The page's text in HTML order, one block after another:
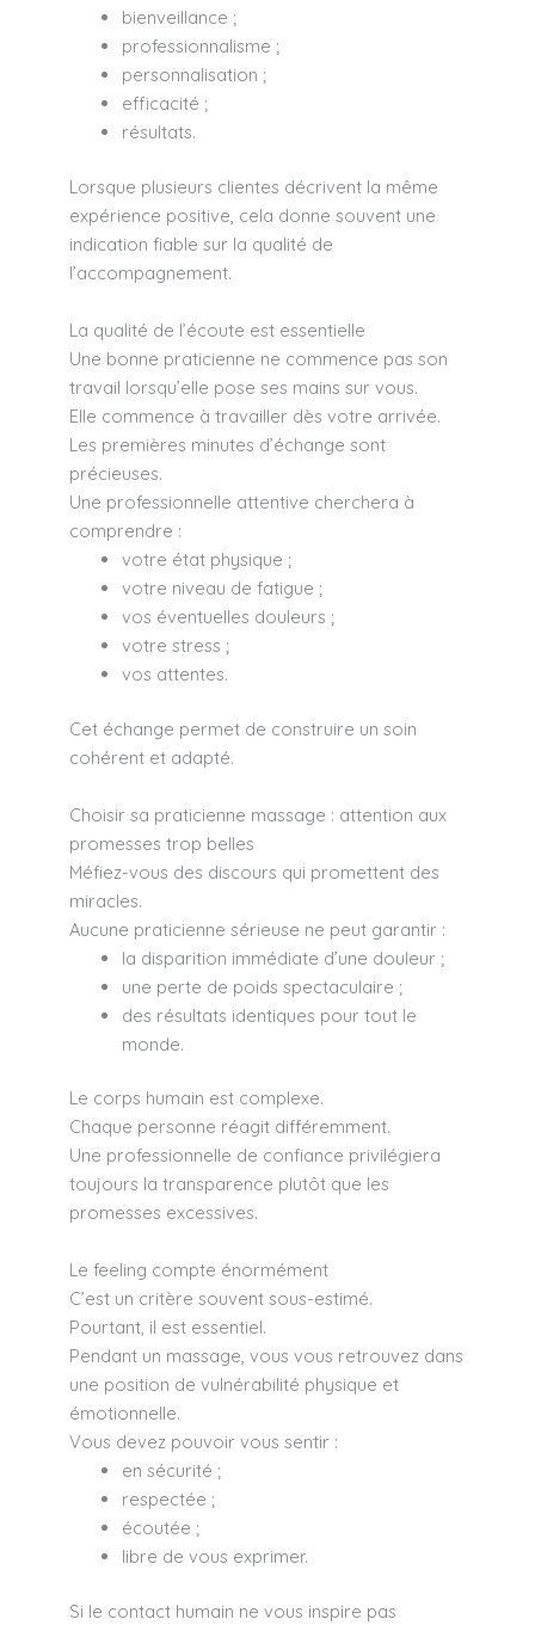
bienveillance ;
professionnalisme ;
personnalisation ;
efficacité ;
résultats.
Lorsque plusieurs clientes décrivent la même
expérience positive, cela donne souvent une
indication fiable sur la qualité de
l’accompagnement.
La qualité de l’écoute est essentielle
Une bonne praticienne ne commence pas son
travail lorsqu’elle pose ses mains sur vous.
Elle commence à travailler dès votre arrivée.
Les premières minutes d’échange sont
précieuses.
Une professionnelle attentive cherchera à
comprendre :
votre état physique ;
votre niveau de fatigue ;
vos éventuelles douleurs ;
votre stress ;
vos attentes.
Cet échange permet de construire un soin
cohérent et adapté.
Choisir sa praticienne massage : attention aux
promesses trop belles
Méfiez-vous des discours qui promettent des
miracles.
Aucune praticienne sérieuse ne peut garantir :
la disparition immédiate d’une douleur ;
une perte de poids spectaculaire ;
des résultats identiques pour tout le
monde.
Le corps humain est complexe.
Chaque personne réagit différemment.
Une professionnelle de confiance privilégiera
toujours la transparence plutôt que les
promesses excessives.
Le feeling compte énormément
C’est un critère souvent sous-estimé.
Pourtant, il est essentiel.
Pendant un massage, vous vous retrouvez dans
une position de vulnérabilité physique et
émotionnelle.
Vous devez pouvoir vous sentir :
en sécurité ;
respectée ;
écoutée ;
libre de vous exprimer.
Si le contact humain ne vous inspire pas